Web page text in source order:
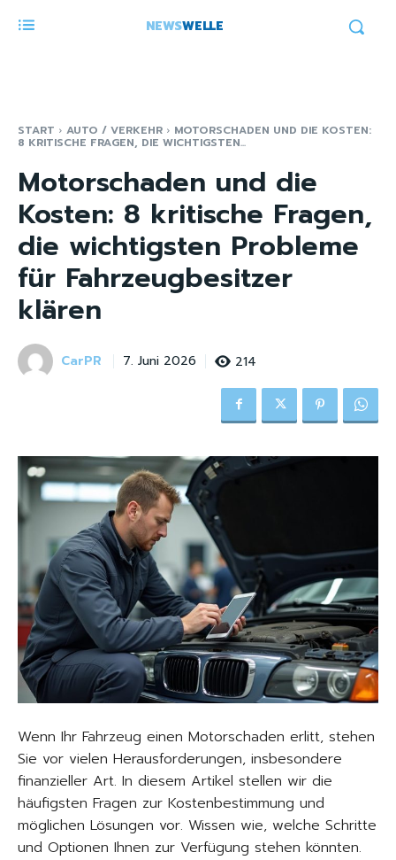
NEWSWELLE
START AUTO / VERKEHR MOTORSCHADEN UND DIE KOSTEN:
8 KRITISCHE FRAGEN, DIE WICHTIGSTEN...
Motorschaden und die
Kosten: 8 kritische Fragen,
die wichtigsten Probleme
für Fahrzeugbesitzer
klären
CarPR 7. Juni 2026 214
Wenn Ihr Fahrzeug einen Motorschaden erlitt, stehen
Sie vor vielen Herausforderungen, insbesondere
finanzieller Art. In diesem Artikel stellen wir die
häufigsten Fragen zur Kostenbestimmung und
möglichen Lösungen vor. Wissen wie, welche Schritte
und Optionen Ihnen zur Verfügung stehen könnten.